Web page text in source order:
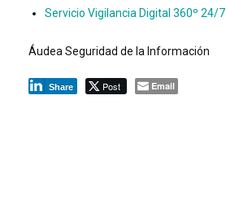
Servicio Vigilancia Digital 360º 24/7
Áudea Seguridad de la Información
Share Post Email